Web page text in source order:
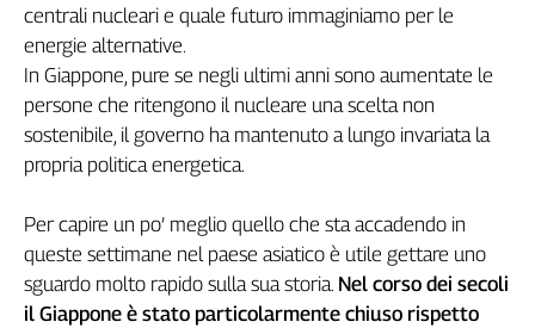
G8
di
Genova,
sangue
della
ragione
anni
Cgil
Collettiva
Academy
centrali nucleari e quale futuro immaginiamo per le
energie alternative.
In Giappone, pure se negli ultimi anni sono aumentate le
persone che ritengono il nucleare una scelta non
sostenibile, il governo ha mantenuto a lungo invariata la
propria politica energetica.
Per capire un po’ meglio quello che sta accadendo in
queste settimane nel paese asiatico è utile gettare uno
sguardo molto rapido sulla sua storia. Nel corso dei secoli
il Giappone è stato particolarmente chiuso rispetto